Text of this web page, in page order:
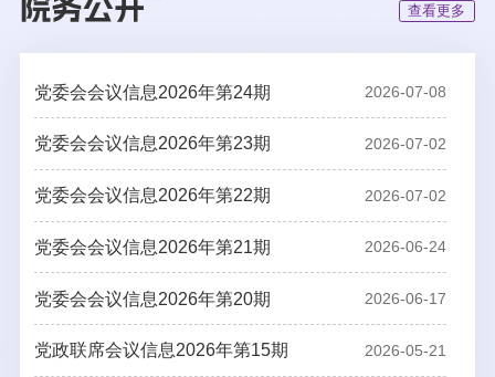
思政教育与专业教学深度融合，夯实立德树人根基。立足学
署转化为学科升级、人才引育、科研创新、产教融合的实干
举措。带领全院党员师生锚定规划目标，凝聚干事合力，以
高质量党建护航学院内涵提升，用心培育复兴生力军，奋力
查看更多
党委会会议信息2026年第24期 2026-07-08
党委会会议信息2026年第23期 2026-07-02
党委会会议信息2026年第22期 2026-07-02
党委会会议信息2026年第21期 2026-06-24
党委会会议信息2026年第20期 2026-06-17
党政联席会议信息2026年第15期 2026-05-21